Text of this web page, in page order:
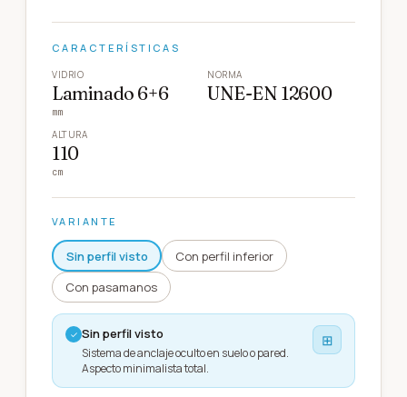
CARACTERÍSTICAS
VIDRIO
Laminado 6+6
mm
NORMA
UNE-EN 12600
ALTURA
110
cm
VARIANTE
Sin perfil visto
Con perfil inferior
Con pasamanos
✓ Sin perfil visto
Sistema de anclaje oculto en suelo o pared.
Aspecto minimalista total.
⊞